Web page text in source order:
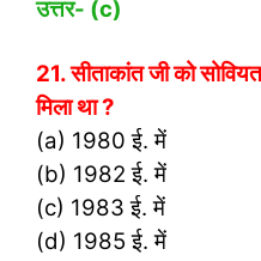
उत्तर- (c)
21. सीताकांत जी को
मिला था ?
(a) 1980 ई. में
(b) 1982 ई. में
(c) 1983 ई. में
(d) 1985 ई. में